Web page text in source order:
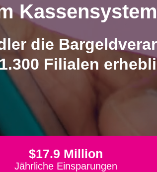
die
Filialen
$17.9 Million
Jährliche Einsparungen